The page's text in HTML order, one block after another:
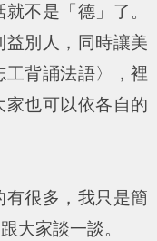
不是「德」了。
益別人，同時讓美
工背誦法語〉，裡
也可以依各自的
很多，我只是簡
大家談一談。